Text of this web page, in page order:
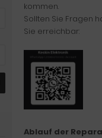
kommen.
Sollten Sie Fragen
Sie erreichbar:
Ablauf der